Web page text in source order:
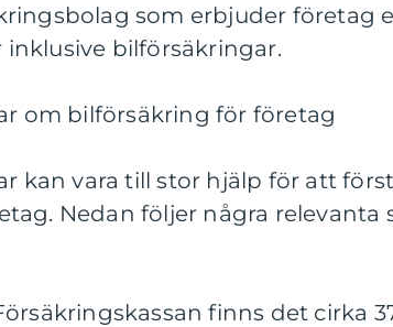
som erbjuder företag
bilförsäkringar.
om bilförsäkring för företag
kan vara till stor hjälp för att
Nedan följer några relevanta
finns det cirka